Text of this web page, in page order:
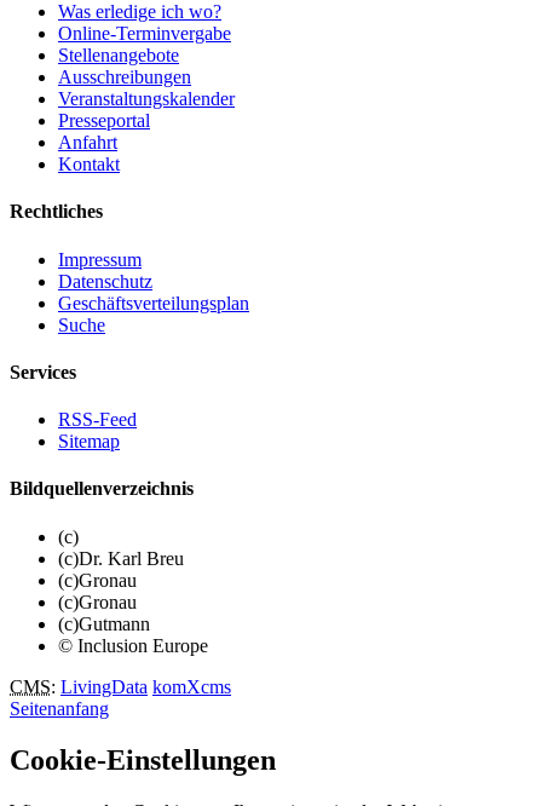
Was erledige ich wo?
Online-Terminvergabe
Stellenangebote
Ausschreibungen
Veranstaltungskalender
Presseportal
Anfahrt
Kontakt
Rechtliches
Impressum
Datenschutz
Geschäftsverteilungsplan
Suche
Services
RSS-Feed
Sitemap
Bildquellenverzeichnis
(c)
(c)Dr. Karl Breu
(c)Gronau
(c)Gronau
(c)Gutmann
© Inclusion Europe
CMS: LivingData komXcms
Seitenanfang
Cookie-Einstellungen